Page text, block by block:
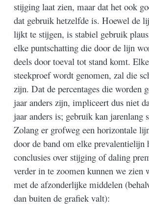
stijging laat zien, maar dat het ook
dat gebruik hetzelfde is. Hoewel de
lijkt te stijgen, is stabiel gebruik
elke puntschatting die door de lijn
deels door toeval tot stand komt.
steekproef wordt genomen, zal die
zijn. Dat de percentages die worden
jaar anders zijn, impliceert dus niet
jaar anders is; gebruik kan jarenlang
Zolang er grofweg een horizontale
door de band om elke prevalentielijn
conclusies over stijging of daling
verder in te zoomen kunnen we zien
met de afzonderlijke middelen
dan buiten de grafiek valt):